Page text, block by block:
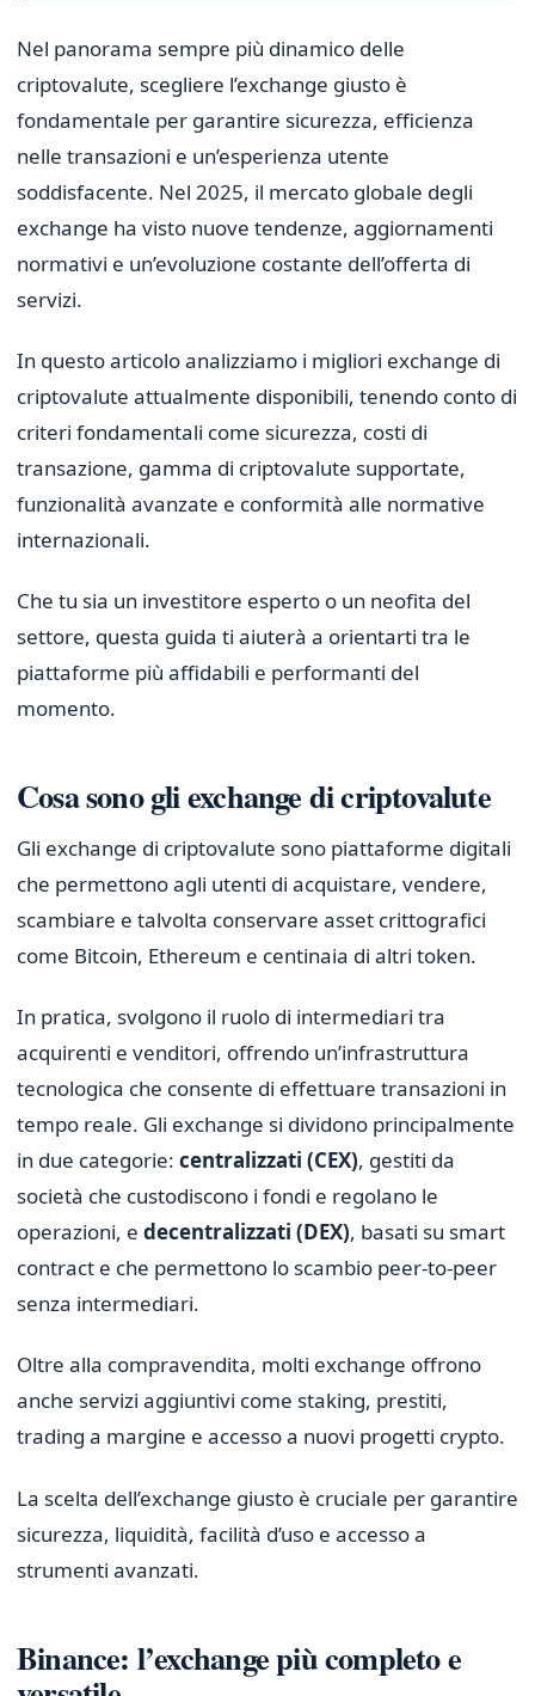
Nel panorama sempre più dinamico delle
criptovalute, scegliere l’exchange giusto è
fondamentale per garantire sicurezza, efficienza
nelle transazioni e un’esperienza utente
soddisfacente. Nel 2025, il mercato globale degli
exchange ha visto nuove tendenze, aggiornamenti
normativi e un’evoluzione costante dell’offerta di
servizi.
In questo articolo analizziamo i migliori exchange di
criptovalute attualmente disponibili, tenendo conto di
criteri fondamentali come sicurezza, costi di
transazione, gamma di criptovalute supportate,
funzionalità avanzate e conformità alle normative
internazionali.
Che tu sia un investitore esperto o un neofita del
settore, questa guida ti aiuterà a orientarti tra le
piattaforme più affidabili e performanti del
momento.
Cosa sono gli exchange di criptovalute
Gli exchange di criptovalute sono piattaforme digitali
che permettono agli utenti di acquistare, vendere,
scambiare e talvolta conservare asset crittografici
come Bitcoin, Ethereum e centinaia di altri token.
In pratica, svolgono il ruolo di intermediari tra
acquirenti e venditori, offrendo un’infrastruttura
tecnologica che consente di effettuare transazioni in
tempo reale. Gli exchange si dividono principalmente
in due categorie: centralizzati (CEX), gestiti da
società che custodiscono i fondi e regolano le
operazioni, e decentralizzati (DEX), basati su smart
contract e che permettono lo scambio peer-to-peer
senza intermediari.
Oltre alla compravendita, molti exchange offrono
anche servizi aggiuntivi come staking, prestiti,
trading a margine e accesso a nuovi progetti crypto.
La scelta dell’exchange giusto è cruciale per garantire
sicurezza, liquidità, facilità d’uso e accesso a
strumenti avanzati.
Binance: l’exchange più completo e